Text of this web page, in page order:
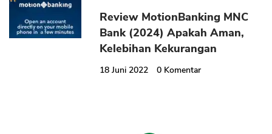
Review MotionBanking MNC
Bank (2024) Apakah Aman,
Kelebihan Kekurangan
18 Juni 2022 0 Komentar